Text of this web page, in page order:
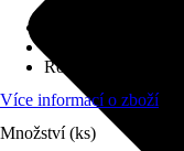
Rozměry (ŠxVxH)
Více informací o zboží
Množství (ks)